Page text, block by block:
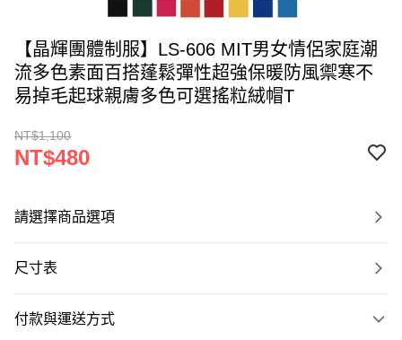
【晶輝團體制服】LS-606 MIT男女情侶家庭潮
流多色素面百搭蓬鬆彈性超強保暖防風禦寒不
易掉毛起球親膚多色可選搖粒絨帽T
NT$1,100
NT$480
請選擇商品選項
尺寸表
付款與運送方式